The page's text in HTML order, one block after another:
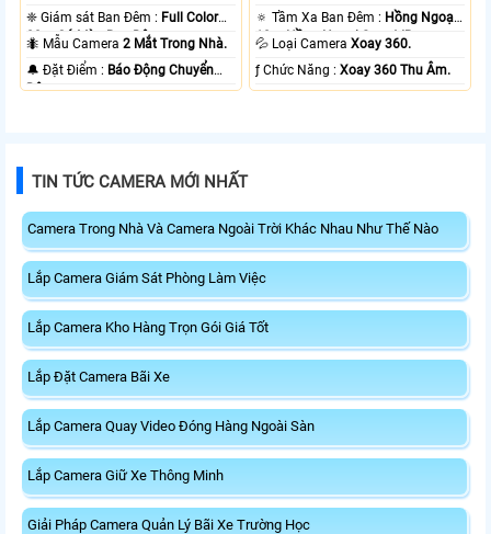
❈ Giám sát Ban Đêm : Full Color
20m Có Màu Ban Ðêm.
🐜 Mẫu Camera2 Mắt Trong Nhà.
️🔔 Đặt Điểm : Báo Động Chuyển
Động.
🔅 Tầm Xa Ban Đêm : Hồng Ngoại
10m Hồng Ngoại Smart IR.
💦 Loại CameraXoay 360.
️ƒ Chức Năng :Xoay 360 Thu Âm.
TIN TỨC CAMERA MỚI NHẤT
Camera Trong Nhà Và Camera Ngoài Trời Khác Nhau Như Thế Nào
Lắp Camera Giám Sát Phòng Làm Việc
Lắp Camera Kho Hàng Trọn Gói Giá Tốt
Lắp Đặt Camera Bãi Xe
Lắp Camera Quay Video Đóng Hàng Ngoài Sàn
Lắp Camera Giữ Xe Thông Minh
Giải Pháp Camera Quản Lý Bãi Xe Trường Học